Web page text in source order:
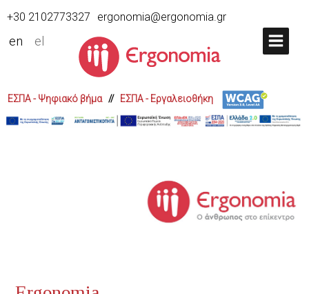
+30 2102773327 ergonomia@ergonomia.gr
en el
ΕΣΠΑ - Ψηφιακό βήμα// ΕΣΠΑ - Εργαλειοθήκη